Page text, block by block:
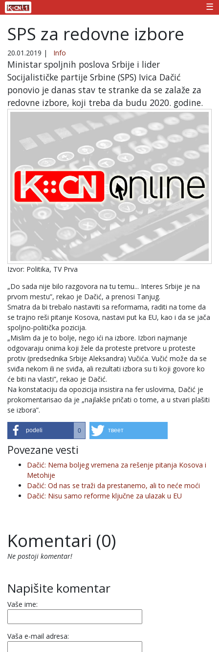
☰
SPS za redovne izbore
20.01.2019 | Info
Ministar spoljnih poslova Srbije i lider
Socijalističke partije Srbine (SPS) Ivica Dačić
ponovio je danas stav te stranke da se zalaže za
redovne izbore, koji treba da budu 2020. godine.
Izvor: Politika, TV Prva
„Do sada nije bilo razgovora na tu temu... Interes Srbije je na
prvom mestu”, rekao je Dačić, a prenosi Tanjug.
Smatra da bi trebalo nastaviti sa reformama, raditi na tome da
se trajno reši pitanje Kosova, nastavi put ka EU, kao i da se jača
spoljno-politička pozicija.
„Mislim da je to bolje, nego ići na izbore. Izbori najmanje
odgovaraju onima koji žele da proteste pretvore u proteste
protiv (predsednika Srbije Aleksandra) Vučića. Vučić može da se
sviđa nekom ili ne sviđa, ali rezultati izbora su ti koji govore ko
će biti na vlasti”, rekao je Dačić.
Na konstataciju da opozicija insistira na fer uslovima, Dačić je
prokomentarisao da je „najlakše pričati o tome, a u stvari plašiti
se izbora”.
podeli 0 твеет
Povezane vesti
Dačić: Nema boljeg vremena za rešenje pitanja Kosova i
Metohije
Dačić: Od nas se traži da prestanemo, ali to neće moći
Dačić: Nisu samo reforme ključne za ulazak u EU
Komentari (0)
Ne postoji komentar!
Napišite komentar
Vaše ime:
Vaša e-mail adresa: